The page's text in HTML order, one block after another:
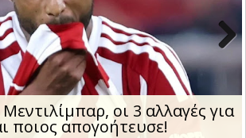
οι 3 αλλαγές για
ποιος απογοήτευσε!